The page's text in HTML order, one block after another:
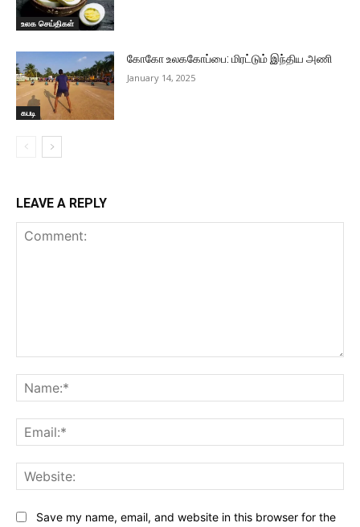
உலக செய்திகள்
கபடி
கோகோ உலககோப்பை: மிரட்டும் இந்திய அணி
January 14, 2025
LEAVE A REPLY
Save my name, email, and website in this browser for the